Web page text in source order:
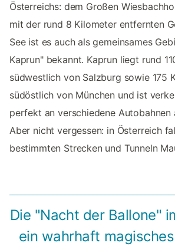
Österreichs: dem Großen
mit der rund 8 Kilometer entfernten
See ist es auch als gemeinsames
Kaprun" bekannt. Kaprun liegt rund
südwestlich von Salzburg sowie 175
südöstlich von München und ist
perfekt an verschiedene Autobahnen
Aber nicht vergessen: in Österreich
bestimmten Strecken und Tunneln
Die "Nacht der Ballone"
ein wahrhaft